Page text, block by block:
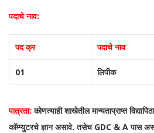
पदाचे नाव:
पद क्र पदाचे नाव
01 लिपीक
पात्रता:कोणत्याही शाखेतील मान्यताप्राप्त
कॉम्प्युटरचे ज्ञान असावे. तसेच GDC & A पास